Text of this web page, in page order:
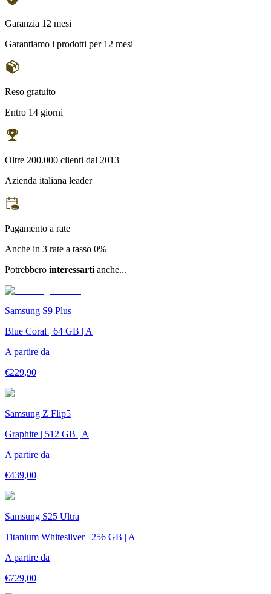
Garanzia 12 mesi
Garantiamo i prodotti per 12 mesi
Reso gratuito
Entro 14 giorni
Oltre 200.000 clienti dal 2013
Azienda italiana leader
Pagamento a rate
Anche in 3 rate a tasso 0%
Potrebbero interessarti anche...
Samsung S9 Plus
Blue Coral | 64 GB | A
A partire da
€229,90
Samsung Z Flip5
Graphite | 512 GB | A
A partire da
€439,00
Samsung S25 Ultra
Titanium Whitesilver | 256 GB | A
A partire da
€729,00